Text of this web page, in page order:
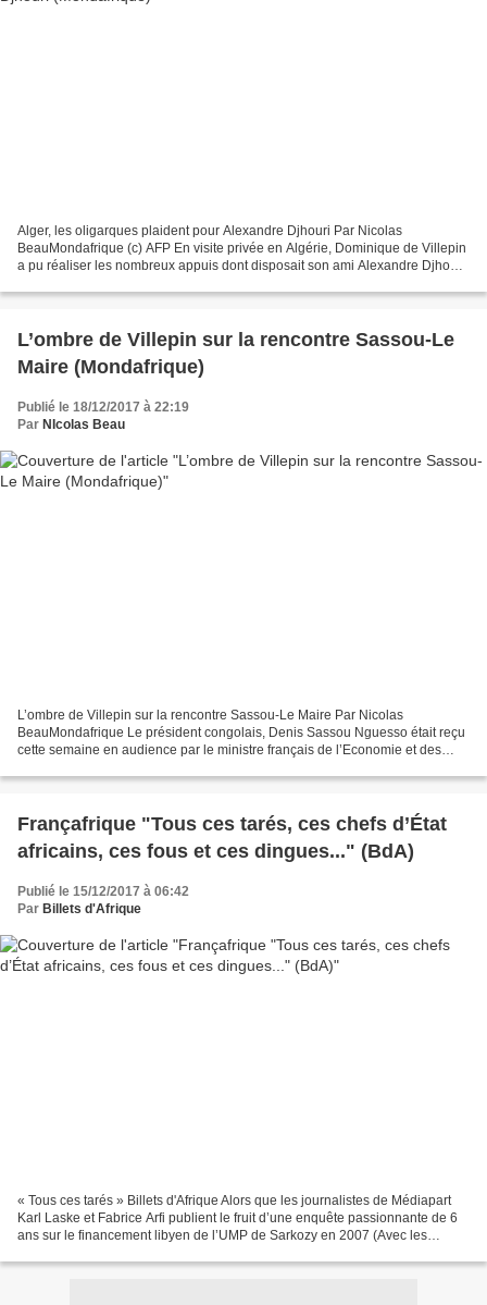
Alger, les oligarques plaident pour Alexandre Djhouri Par Nicolas
BeauMondafrique (c) AFP En visite privée en Algérie, Dominique de Villepin
a pu réaliser les nombreux appuis dont disposait son ami Alexandre Djhouri
L’ombre de Villepin sur la rencontre Sassou-Le
Maire (Mondafrique)
Publié le 18/12/2017 à 22:19
Par NIcolas Beau
L’ombre de Villepin sur la rencontre Sassou-Le Maire Par Nicolas
BeauMondafrique Le président congolais, Denis Sassou Nguesso était reçu
cette semaine en audience par le ministre français de l’Economie et des
Françafrique "Tous ces tarés, ces chefs d’État
africains, ces fous et ces dingues..." (BdA)
Publié le 15/12/2017 à 06:42
Par Billets d'Afrique
« Tous ces tarés » Billets d'Afrique Alors que les journalistes de Médiapart
Karl Laske et Fabrice Arfi publient le fruit d’une enquête passionnante de 6
ans sur le financement libyen de l’UMP de Sarkozy en 2007 (Avec les